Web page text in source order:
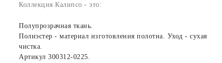
Коллекция Калипсо - это:
Полупрозрачная ткань.
Полиэстер - материал изготовления полотна. Уход - сухая
чистка.
Артикул 300312-0225.